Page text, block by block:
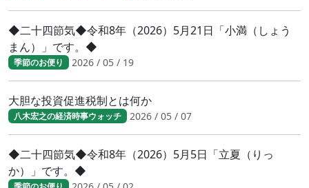
◆二十四節気◆令和8年（2026）5月21日「小満（しょう
まん）」です。◆
季節のお便り 2026 / 05 / 19
大胆な投資促進税制とは何か
八木宏之の経済時事ウォッチ 2026 / 05 / 07
◆二十四節気◆令和8年（2026）5月5日「立夏（りっ
か）」です。◆